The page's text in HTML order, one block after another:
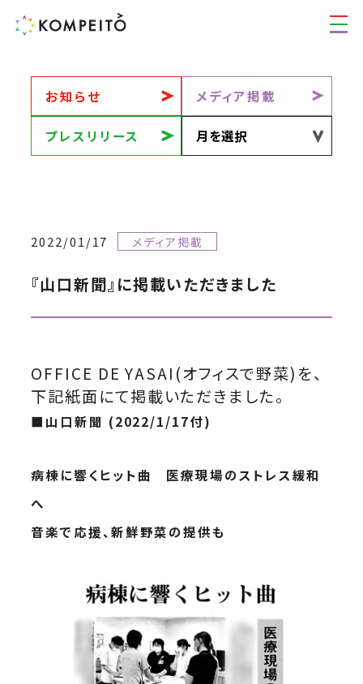
お知らせ メディア掲載
プレスリリース
2022/01/17 メディア掲載
『山口新聞』に掲載いただきました
OFFICE DE YASAI(オフィスで野菜)を、
下記紙面にて掲載いただきました。
■山口新聞 (2022/1/17付)
病棟に響くヒット曲 医療現場のストレス緩和
へ
音楽で応援、新鮮野菜の提供も